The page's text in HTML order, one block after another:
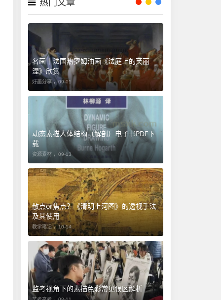
热门文章
名画｜法国热罗姆油画《法庭上的芙丽
涅》欣赏
好画分享 ，09-01
动态素描人体结构（解剖）电子书PDF下
载
资源素材 ， 09-13
​散点or焦点？《清明上河图》的透视手法
及其使用
教学笔记 ， 10-14
监考视角下的素描色彩常见误区解析